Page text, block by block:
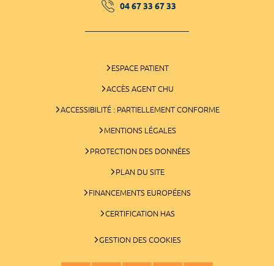
04 67 33 67 33
ESPACE PATIENT
ACCÈS AGENT CHU
ACCESSIBILITÉ : PARTIELLEMENT CONFORME
MENTIONS LÉGALES
PROTECTION DES DONNÉES
PLAN DU SITE
FINANCEMENTS EUROPÉENS
CERTIFICATION HAS
GESTION DES COOKIES